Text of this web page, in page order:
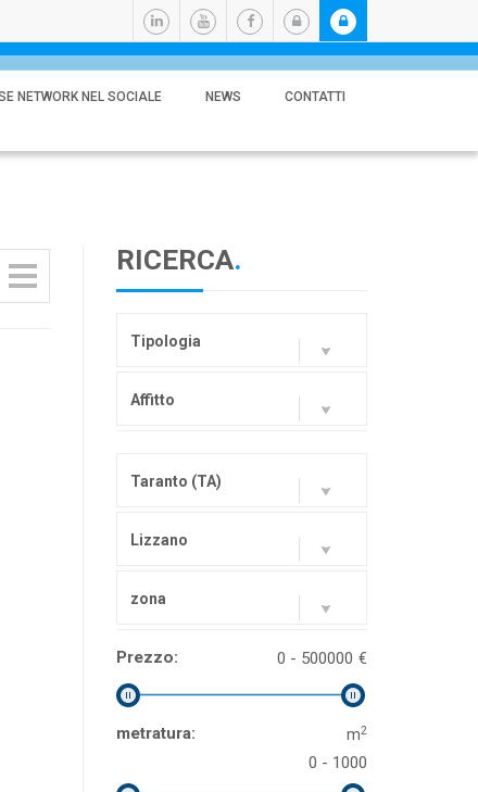
NETWORK NEL SOCIALE NEWS CONTATTI
RICERCA.
Tipologia
Affitto
Taranto (TA)
Lizzano
zona
Prezzo: €
0 - 500000
metratura: m2
0 - 1000